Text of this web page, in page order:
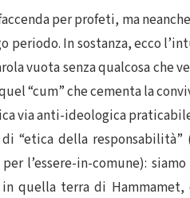
per profeti, ma
periodo. In sostanza, ecco
vuota senza qualcosa che
“cum” che cementa la
via anti-ideologica
di “etica della
l’essere-in-comune):
quella terra di Hammamet,